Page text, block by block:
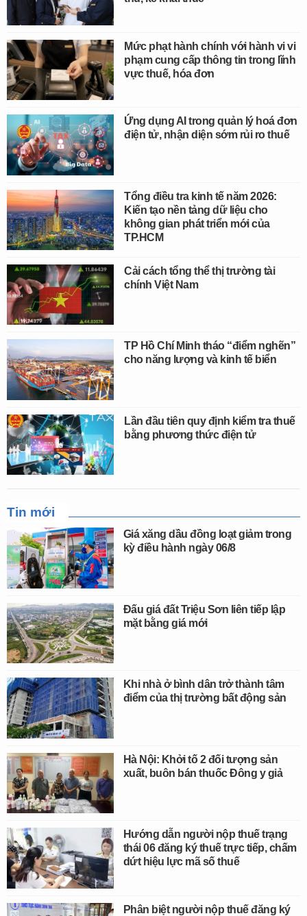
Mức phạt hành chính với hành vi vi
phạm cung cấp thông tin trong lĩnh
vực thuế, hóa đơn
Ứng dụng AI trong quản lý hoá đơn
điện tử, nhận diện sớm rủi ro thuế
Tổng điều tra kinh tế năm 2026:
Kiến tạo nền tảng dữ liệu cho
không gian phát triển mới của
TP.HCM
Cải cách tổng thể thị trường tài
chính Việt Nam
TP Hồ Chí Minh tháo “điểm nghẽn”
cho năng lượng và kinh tế biển
Lần đầu tiên quy định kiểm tra thuế
bằng phương thức điện tử
Tin mới
Giá xăng dầu đồng loạt giảm trong
kỳ điều hành ngày 06/8
Đấu giá đất Triệu Sơn liên tiếp lập
mặt bằng giá mới
Khi nhà ở bình dân trở thành tâm
điểm của thị trường bất động sản
Hà Nội: Khởi tố 2 đối tượng sản
xuất, buôn bán thuốc Đông y giả
Hướng dẫn người nộp thuế trạng
thái 06 đăng ký thuế trực tiếp, chấm
dứt hiệu lực mã số thuế
Phân biệt người nộp thuế đăng ký